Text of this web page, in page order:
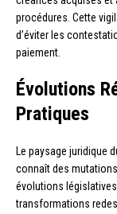
procédures. Cette
d’éviter les
paiement.
Évolutions
Pratiques
Le paysage juridique
connaît des
évolutions
transformations